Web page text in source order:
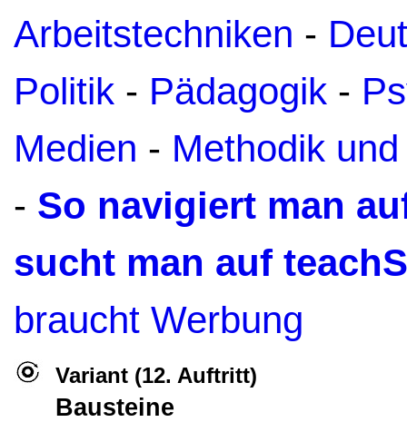
Arbeitstechniken -
Politik - Pädagogik -
Medien - Methodik
- So navigiert man
sucht man auf
braucht Werbung
Variant (12. Auftritt)
Bausteine